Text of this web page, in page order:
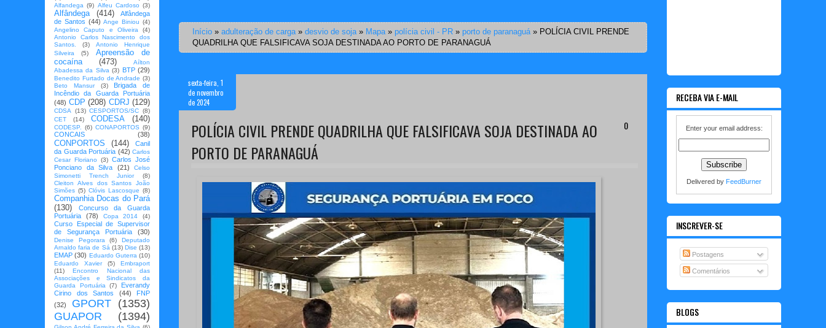
Início » adulteração de carga» desvio de soja» Mapa» polícia civil - PR » porto de paranaguá» POLÍCIA CIVIL PRENDE
QUADRILHA QUE FALSIFICAVA SOJA DESTINADA AO PORTO DE PARANAGUÁ
sexta-feira, 1
de novembro
de 2024
0
POLÍCIA CIVIL PRENDE QUADRILHA QUE FALSIFICAVA SOJA DESTINADA AO
PORTO DE PARANAGUÁ
Alfandega (9) Alfeu Cardoso (3)
Alfândega (414)
Alfândega
de Santos (44) Ange Biniou (4)
Angelino Caputo e Oliveira
(4)
Antonio Carlos Nascimento dos
Santos.
(3)
Antonio Henrique
Silveira
(5)
Apreensão de
cocaína
(473)
Aílton
Abadessa da Silva (3) BTP (29)
Benedito Furtado de Andrade (3)
Beto Mansur
(3)
Brigada de
Incêndio da Guarda Portuária
(48) CDP (208) CDRJ (129)
CDSA (13) CESPORTOS/SC (8)
CET
(14) CODESA (140)
CODESP. (6) CONAPORTOS (9)
CONCAIS (38)
CONPORTOS (144)
Canil
da Guarda Portuária (42) Carlos
Cesar Floriano
(3) Carlos José
Ponciano da Silva
(21)
Celso
Simonetti Trench Junior
(8)
Cleiton Alves dos Santos João
Simões (5) Clóvis Lascosque (8)
Companhia Docas do Pará
(130)
Concurso da Guarda
Portuária
(78) Copa 2014 (4)
Curso Especial de Supervisor
de Segurança Portuária
(30)
Denise Pegorara (6)
Deputado
Arnaldo faria de Sá (13) Dise (13)
EMAP (30) Eduardo Guterra (10)
Eduardo Xavier
(5)
Embraport
(11)
Encontro Nacional das
Associações e Sindicatos da
Guarda Portuária
(7)
Everandy
Cirino dos Santos
(44)
FNP
(32)
GPORT (1353)
GUAPOR
(1394)
RECEBA VIA E-MAIL
Enter your email address:
Delivered by FeedBurner
INSCREVER-SE
Postagens
Comentários
BLOGS